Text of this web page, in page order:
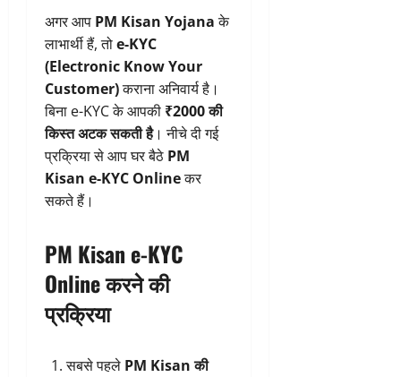
अगर आप PM Kisan Yojanaके
लाभार्थी हैं, तोe-KYC
(Electronic Know Your
Customer)कराना अनिवार्य है।
बिना e-KYC के आपकी ₹2000 की
किस्त अटक सकती है। नीचे दी गई
प्रक्रिया से आप घर बैठे PM
Kisan e-KYC Onlineकर
सकते हैं।
PM Kisan e-KYC
Online करने की
प्रक्रिया
सबसे पहले PM Kisan की